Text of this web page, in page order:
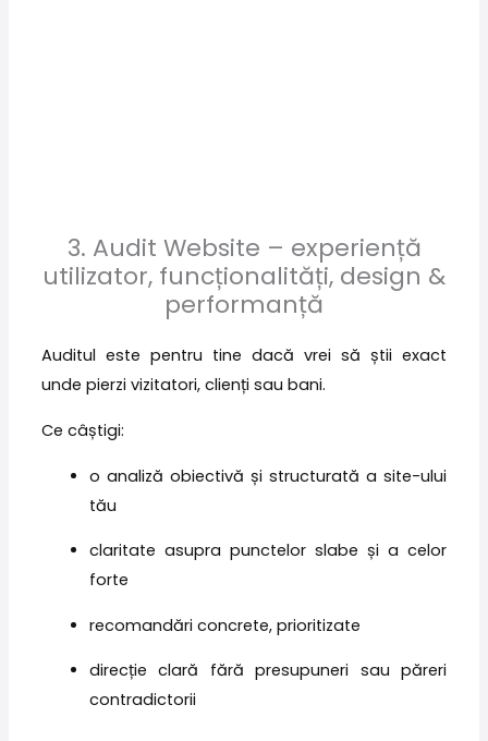
3. Audit Website – experiență
utilizator, funcționalități, design &
performanță
Auditul este pentru tine dacă vrei să știi exact
unde pierzi vizitatori, clienți sau bani.
Ce câștigi:
o analiză obiectivă și structurată a site-ului
tău
claritate asupra punctelor slabe și a celor
forte
recomandări concrete, prioritizate
direcție clară fără presupuneri sau păreri
contradictorii